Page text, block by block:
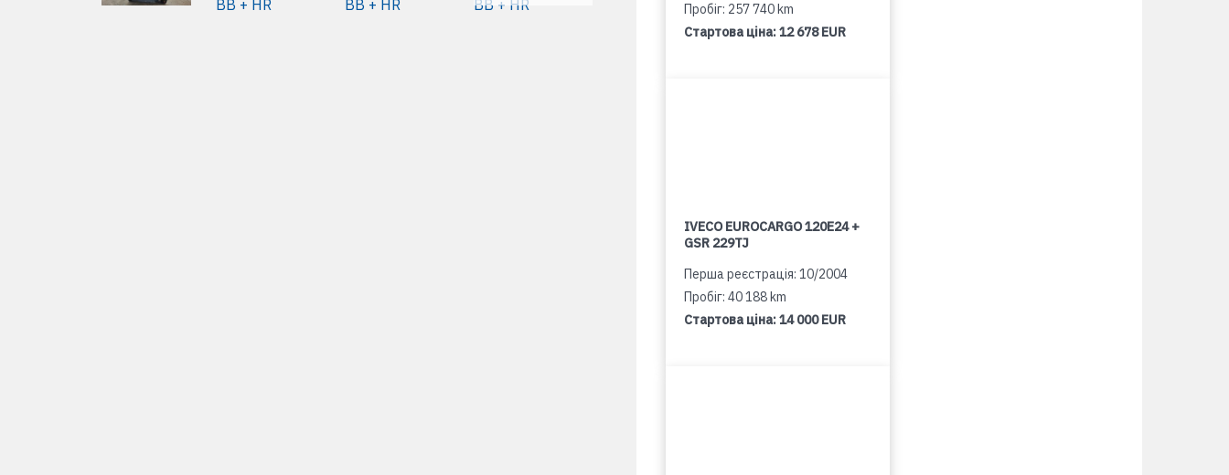
Пробіг: 257 740 km
Стартова ціна:12 678 EUR
IVECO EUROCARGO 120E24 +
GSR 229TJ
Перша реєстрація: 10/2004
Пробіг: 40 188 km
Стартова ціна:14 000 EUR